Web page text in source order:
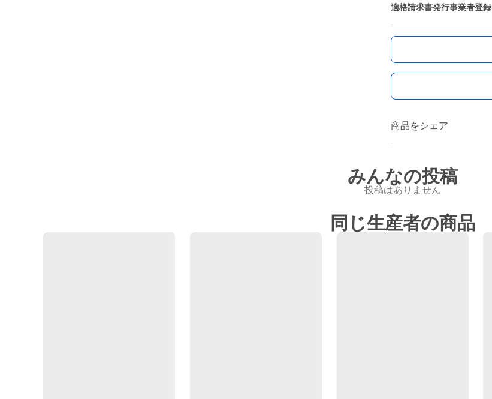
適格請求書発行事業者登録
商品をシェア
みんなの投稿
投稿はありません
同じ生産者の商品